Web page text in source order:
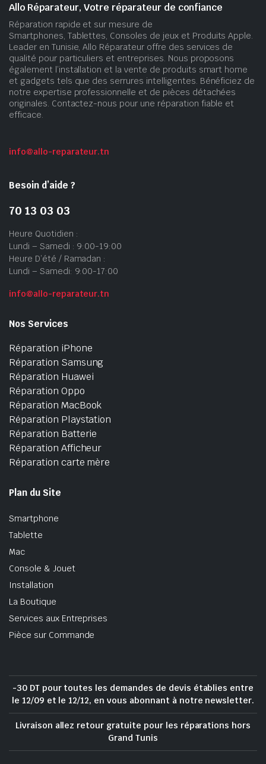
Allo Réparateur, Votre réparateur de confiance
Réparation rapide et sur mesure de
Smartphones, Tablettes, Consoles de jeux et Produits Apple.
Leader en Tunisie, Allo Réparateur offre des services de
qualité pour particuliers et entreprises. Nous proposons
également l’installation et la vente de produits smart home
et gadgets tels que des serrures intelligentes. Bénéficiez de
notre expertise professionnelle et de pièces détachées
originales. Contactez-nous pour une réparation fiable et
efficace.
info@allo-reparateur.tn
Besoin d’aide ?
70 13 03 03
Heure Quotidien :
Lundi – Samedi : 9:00-19:00
Heure D’été / Ramadan :
Lundi – Samedi: 9:00-17:00
info@allo-reparateur.tn
Nos Services
Réparation iPhone
Réparation Samsung
Réparation Huawei
Réparation Oppo
Réparation MacBook
Réparation Playstation
Réparation Batterie
Réparation Afficheur
Réparation carte mère
Plan du Site
Smartphone
Tablette
Mac
Console & Jouet
Installation
La Boutique
Services aux Entreprises
Pièce sur Commande
-30 DT pour toutes les demandes de devis établies entre
le 12/09 et le 12/12, en vous abonnant à notre newsletter.
Livraison allez retour gratuite pour les réparations hors
Grand Tunis